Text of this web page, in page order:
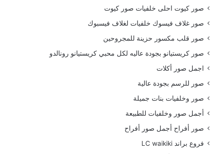
صور كيوت احلى خلفيات صور كيوت
صور غلاف فيسوك خلفيات لغلاف فيسبوك
صور قلب مكسور حزينة للمجروحين
صور كريستيانو بجودة عاليه لكل محبي كريستيانو رونالدو
اجمل صور أكلات
صور للرسم بجودة عالية
صور وخلفيات بنات جميلة
أجمل صور وخلفيات للطبيعة
صور أفراح أجمل صور أفراح
فروع براند LC waikiki